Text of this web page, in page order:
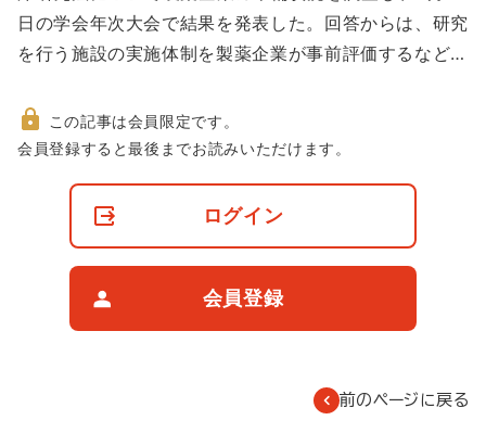
日の学会年次大会で結果を発表した。回答からは、研究
を行う施設の実施体制を製薬企業が事前評価するなど…
非
この記事は会員限定です。
会員登録すると最後までお読みいただけます。
ログイン
会員登録
前のページに戻る